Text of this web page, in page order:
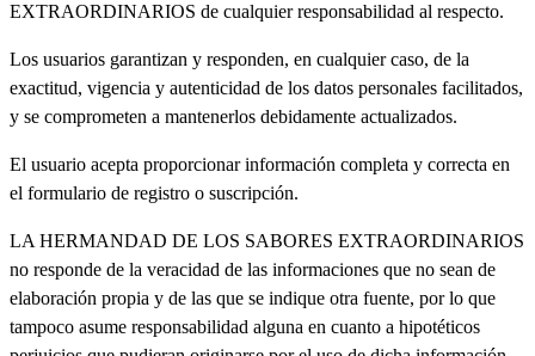
EXTRAORDINARIOS de cualquier responsabilidad al respecto.
Los usuarios garantizan y responden, en cualquier caso, de la
exactitud, vigencia y autenticidad de los datos personales facilitados,
y se comprometen a mantenerlos debidamente actualizados.
El usuario acepta proporcionar información completa y correcta en
el formulario de registro o suscripción.
LA HERMANDAD DE LOS SABORES EXTRAORDINARIOS
no responde de la veracidad de las informaciones que no sean de
elaboración propia y de las que se indique otra fuente, por lo que
tampoco asume responsabilidad alguna en cuanto a hipotéticos